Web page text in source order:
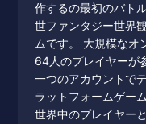
作するの最初のバト
世ファンタジー世界
ムです。 大規模なオ
64人のプレイヤーが
一つのアカウントで
ラットフォームゲー
世界中のプレイヤー